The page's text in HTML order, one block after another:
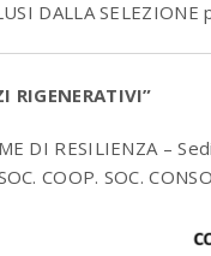
DALLA
RIGENERATIVI”
DI RESILIENZA –
COOP. SOC.